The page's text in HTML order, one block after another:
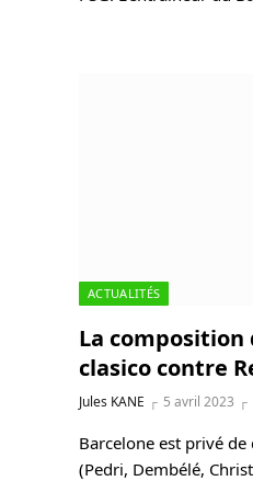
ACTUALITÉS
La composition
clasico contre
Jules KANE 5 avril 2023
Barcelone est privé
(Pedri, Dembélé,